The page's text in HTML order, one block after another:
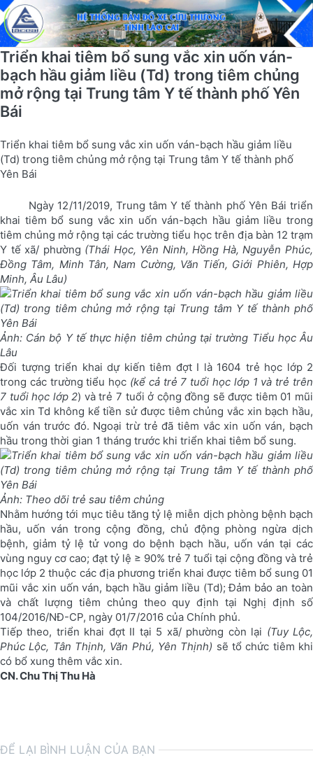
Triển khai tiêm bổ sung vắc xin uốn ván-
bạch hầu giảm liều (Td) trong tiêm chủng
mở rộng tại Trung tâm Y tế thành phố Yên
Bái
Triển khai tiêm bổ sung vắc xin uốn ván-bạch hầu giảm liều
(Td) trong tiêm chủng mở rộng tại Trung tâm Y tế thành phố
Yên Bái
Ngày 12/11/2019, Trung tâm Y tế thành phố Yên Bái triển
khai tiêm bổ sung vắc xin uốn ván-bạch hầu giảm liều trong
tiêm chủng mở rộng tại các trường tiểu học trên địa bàn 12 trạm
Y tế xã/ phường (Thái Học, Yên Ninh, Hồng Hà, Nguyễn Phúc,
Đồng Tâm, Minh Tân, Nam Cường, Văn Tiến, Giới Phiên, Hợp
Minh, Âu Lâu)
Ảnh: Cán bộ Y tế thực hiện tiêm chủng tại trường Tiểu học Âu
Lâu
Đối tượng triển khai dự kiến tiêm đợt I là 1604 trẻ học lớp 2
trong các trường tiểu học (kể cả trẻ 7 tuổi học lớp 1 và trẻ trên
7 tuổi học lớp 2) và trẻ 7 tuổi ở cộng đồng sẽ được tiêm 01 mũi
vắc xin Td không kể tiền sử được tiêm chủng vắc xin bạch hầu,
uốn ván trước đó. Ngoại trừ trẻ đã tiêm vắc xin uốn ván, bạch
hầu trong thời gian 1 tháng trước khi triển khai tiêm bổ sung.
Ảnh: Theo dõi trẻ sau tiêm chủng
Nhằm hướng tới mục tiêu tăng tỷ lệ miễn dịch phòng bệnh bạch
hầu, uốn ván trong cộng đồng, chủ động phòng ngừa dịch
bệnh, giảm tỷ lệ tử vong do bệnh bạch hầu, uốn ván tại các
vùng nguy cơ cao; đạt tỷ lệ ≥ 90% trẻ 7 tuổi tại cộng đồng và trẻ
học lớp 2 thuộc các địa phương triển khai được tiêm bổ sung 01
mũi vắc xin uốn ván, bạch hầu giảm liều (Td); Đảm bảo an toàn
và chất lượng tiêm chủng theo quy định tại Nghị định số
104/2016/NĐ-CP, ngày 01/7/2016 của Chính phủ.
Tiếp theo, triển khai đợt II tại 5 xã/ phường còn lại (Tuy Lộc,
Phúc Lộc, Tân Thịnh, Văn Phú, Yên Thịnh) sẽ tổ chức tiêm khi
có bổ xung thêm vắc xin.
CN. Chu Thị Thu Hà
ĐỂ LẠI BÌNH LUẬN CỦA BẠN